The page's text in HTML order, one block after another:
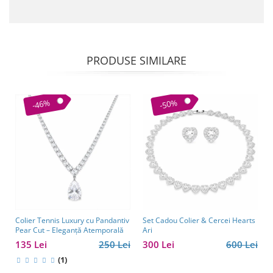
PRODUSE SIMILARE
-46%
Colier Tennis Luxury cu Pandantiv
Pear Cut – Eleganță Atemporală
250 Lei
135 Lei
(1)
-50%
Set Cadou Colier & Cercei Hearts
Ari
600 Lei
300 Lei